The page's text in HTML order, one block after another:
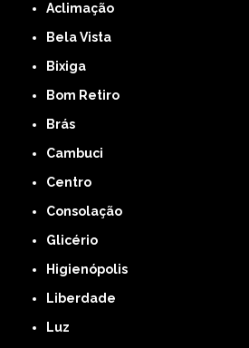
Aclimação
Bela Vista
Bixiga
Bom Retiro
Brás
Cambuci
Centro
Consolação
Glicério
Higienópolis
Liberdade
Luz